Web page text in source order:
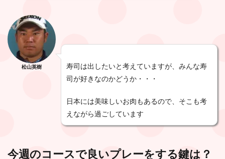
松山英樹
寿司は出したいと考えていますが、みんな寿
司が好きなのかどうか・・・
日本には美味しいお肉もあるので、そこも考
えながら過ごしています
今週のコースで良いプレーをする鍵は？